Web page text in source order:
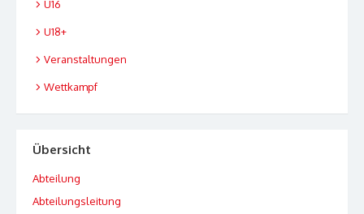
U16
U18+
Veranstaltungen
Wettkampf
Übersicht
Abteilung
Abteilungsleitung